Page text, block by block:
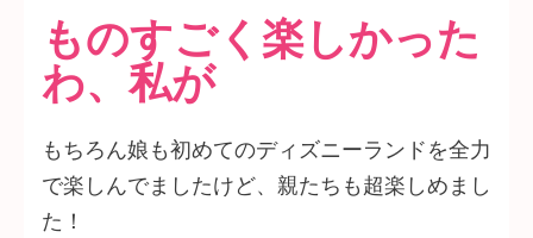
ものすごく楽しかった
わ、私が
もちろん娘も初めてのディズニーランドを全力
で楽しんでましたけど、親たちも超楽しめまし
た！